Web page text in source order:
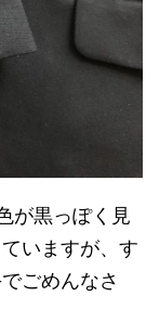
が黒っぽく見
いますが、す
ごめんなさ